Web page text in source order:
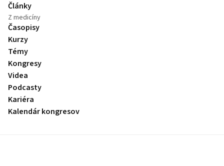
Články
Z medicíny
Časopisy
Kurzy
Témy
Kongresy
Videa
Podcasty
Kariéra
Kalendár kongresov